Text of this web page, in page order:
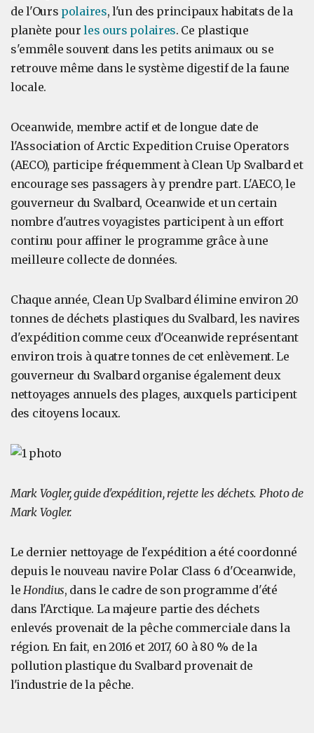
de l'Ours polaires, l'un des principaux habitats de la
planète pourles ours polaires. Ce plastique
s'emmêle souvent dans les petits animaux ou se
retrouve même dans le système digestif de la faune
locale.
Oceanwide, membre actif et de longue date de
l'Association of Arctic Expedition Cruise Operators
(AECO), participe fréquemment à Clean Up Svalbard et
encourage ses passagers à y prendre part. L'AECO, le
gouverneur du Svalbard, Oceanwide et un certain
nombre d'autres voyagistes participent à un effort
continu pour affiner le programme grâce à une
meilleure collecte de données.
Chaque année, Clean Up Svalbard élimine environ 20
tonnes de déchets plastiques du Svalbard, les navires
d'expédition comme ceux d'Oceanwide représentant
environ trois à quatre tonnes de cet enlèvement. Le
gouverneur du Svalbard organise également deux
nettoyages annuels des plages, auxquels participent
des citoyens locaux.
Mark Vogler, guide d'expédition, rejette les déchets. Photo de
Mark Vogler.
Le dernier nettoyage de l'expédition a été coordonné
depuis le nouveau navire Polar Class 6 d'Oceanwide,
leHondius, dans le cadre de son programme d'été
dans l'Arctique. La majeure partie des déchets
enlevés provenait de la pêche commerciale dans la
région. En fait, en 2016 et 2017, 60 à 80 % de la
pollution plastique du Svalbard provenait de
l'industrie de la pêche.